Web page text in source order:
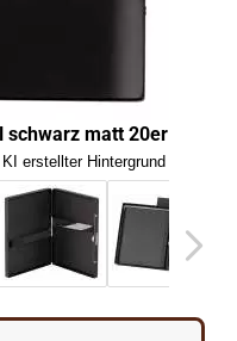
schwarz matt 20er
erstellter Hintergrund